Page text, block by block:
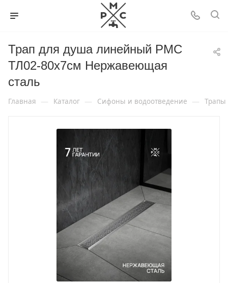
Трап для душа линейный РМС
ТЛ02-80х7см Нержавеющая
сталь
Главная — Каталог — Сифоны и водоотведение — Трапы